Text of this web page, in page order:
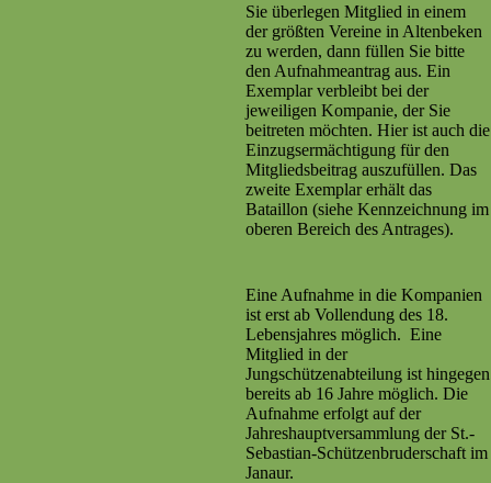
Sie überlegen Mitglied in einem
der größten Vereine in Altenbeken
zu werden, dann füllen Sie bitte
den Aufnahmeantrag aus. Ein
Exemplar verbleibt bei der
jeweiligen Kompanie, der Sie
beitreten möchten. Hier ist auch die
Einzugsermächtigung für den
Mitgliedsbeitrag auszufüllen. Das
zweite Exemplar erhält das
Bataillon (siehe Kennzeichnung im
oberen Bereich des Antrages).
Eine Aufnahme in die Kompanien
ist erst ab Vollendung des 18.
Lebensjahres möglich. Eine
Mitglied in der
Jungschützenabteilung ist hingegen
bereits ab 16 Jahre möglich. Die
Aufnahme erfolgt auf der
Jahreshauptversammlung der St.-
Sebastian-Schützenbruderschaft im
Janaur.